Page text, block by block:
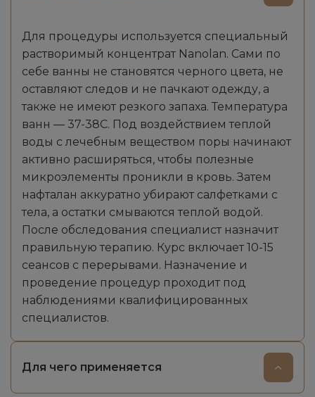
Для процедуры используется специальный
растворимый концентрат Nanolan. Сами по
себе ванны не становятся черного цвета, не
оставляют следов и не пачкают одежду, а
также не имеют резкого запаха. Температура
ванн — 37-38С. Под воздействием теплой
воды с лечебным веществом поры начинают
активно расширяться, чтобы полезные
микроэлементы проникли в кровь. Затем
нафталан аккуратно убирают салфетками с
тела, а остатки смываются теплой водой.
После обследования специалист назначит
правильную терапию. Курс включает 10-15
сеансов с перерывами. Назначение и
проведение процедур проходит под
наблюдениями квалифицированных
специалистов.
Для чего применяется